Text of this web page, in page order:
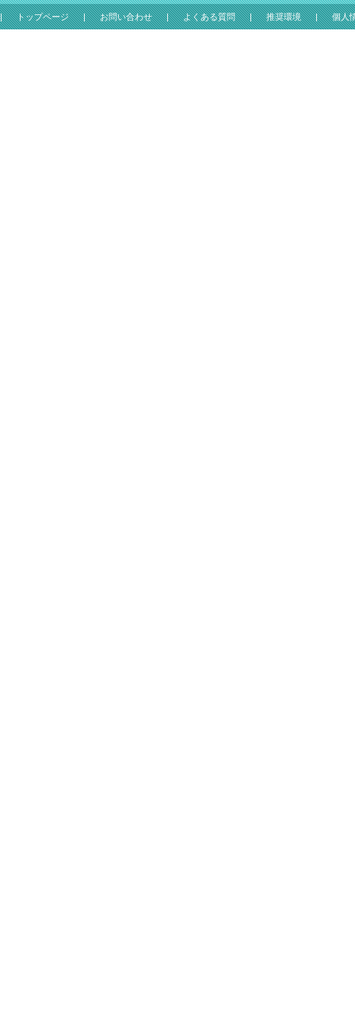
トップページ お問い合わせ よくある質問 推奨環境 個人